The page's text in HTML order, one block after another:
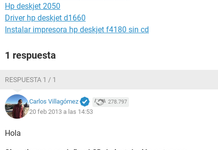
Hp deskjet 2050
Driver hp deskjet d1660
Instalar impresora hp deskjet f4180 sin cd
1 respuesta
RESPUESTA 1 / 1
Carlos Villagómez 278.797
20 feb 2013 a las 14:53
Hola